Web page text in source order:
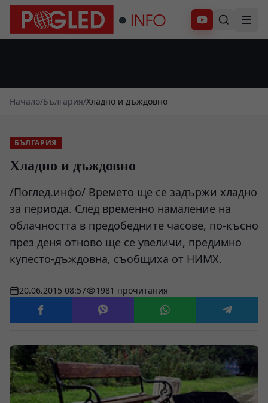
Абонирай се
Начало/България/Хладно и дъждовно
БЪЛГАРИЯ
Хладно и дъждовно
/Поглед.инфо/ Времето ще се задържи хладно
за периода. След временно намаление на
облачността в предобедните часове, по-късно
през деня отново ще се увеличи, предимно
купесто-дъждовна, съобщиха от НИМХ.
20.06.2015 08:57 1981 прочитания